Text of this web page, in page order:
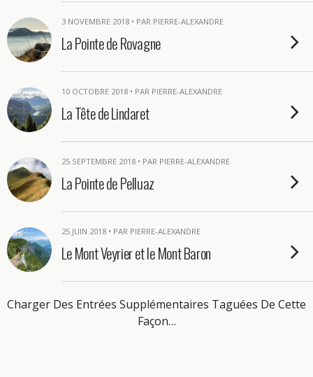
3 NOVEMBRE 2018 • PAR PIERRE-ALEXANDRE
La Pointe de Rovagne
10 OCTOBRE 2018 • PAR PIERRE-ALEXANDRE
La Tête de Lindaret
25 SEPTEMBRE 2018 • PAR PIERRE-ALEXANDRE
La Pointe de Pelluaz
25 JUIN 2018 • PAR PIERRE-ALEXANDRE
Le Mont Veyrier et le Mont Baron
Charger Des Entrées Supplémentaires Taguées De Cette
Façon…